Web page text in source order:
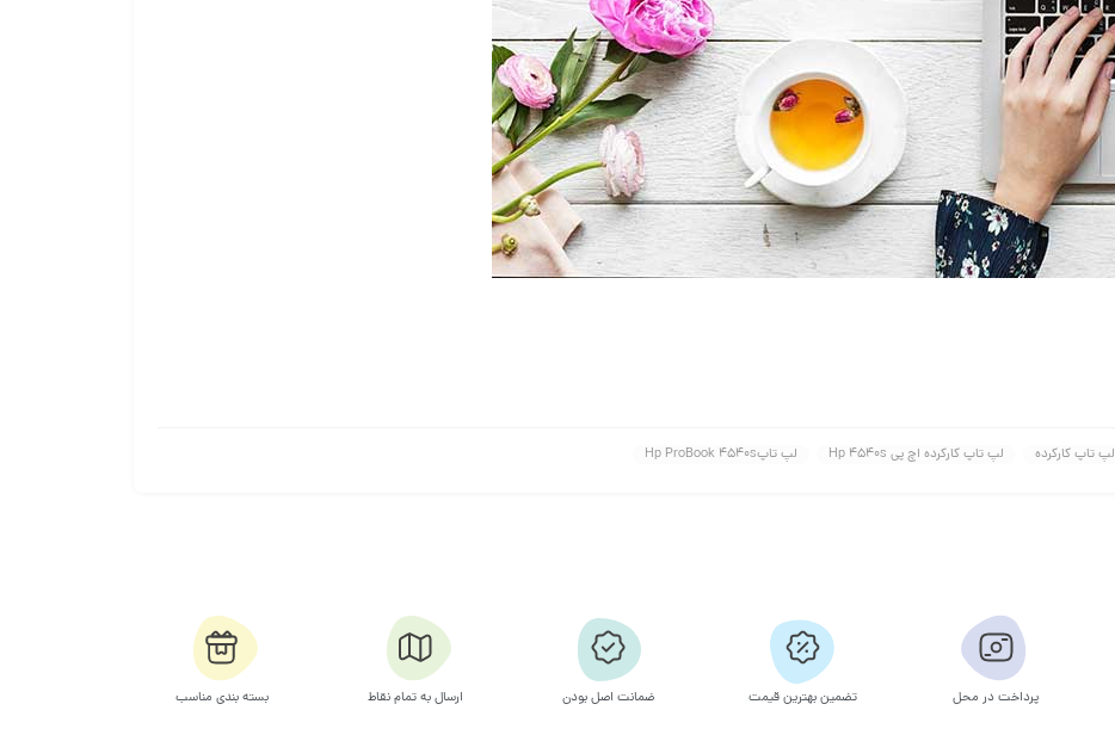
لپ تاپ کارکرده لپ تاپ کارکرده اچ پی Hp 4540s لپ تاپHp ProBook 4540s
پرداخت در محل تضمین بهترین قیمت ضمانت اصل بودن ارسال به تمام نقاط بسته بندی مناسب